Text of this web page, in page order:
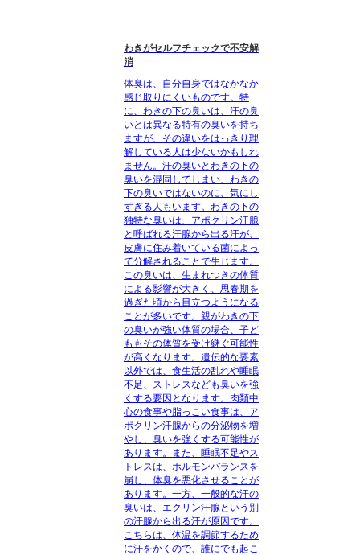
わきがセルフチェックで不安解
消
体臭は、自分自身ではなかなか
感じ取りにくいものです。特
に、わきの下の臭いは、汗の臭
いとは異なる特有の臭いを持ち
ますが、その違いをはっきり理
解している人は少ないかもしれ
ません。汗の臭いとわきの下の
臭いを混同してしまい、わきの
下の臭いではないのに、気にし
すぎる人もいます。わきの下の
独特な臭いは、アポクリン汗腺
と呼ばれる汗腺から出る汗が、
皮膚に住み着いている菌によっ
て分解されることで生じます。
この臭いは、生まれつきの体質
による影響が大きく、思春期を
過ぎた頃から目立つようになる
ことが多いです。親がわきの下
の臭いが強い体質の場合、子ど
ももその体質を受け継ぐ可能性
が高くなります。遺伝的な要素
以外では、食生活の乱れや睡眠
不足、ストレスなども臭いを強
くする要因となります。肉類中
心の食事や脂っこい食事は、ア
ポクリン汗腺からの分泌物を増
やし、臭いを強くする可能性が
あります。また、睡眠不足やス
トレスは、ホルモンバランスを
崩し、体臭を悪化させることが
あります。一方、一般的な汗の
臭いは、エクリン汗腺という別
の汗腺から出る汗が原因です。
こちらは、体温を調節するため
に汗をかくので、誰にでも起こ